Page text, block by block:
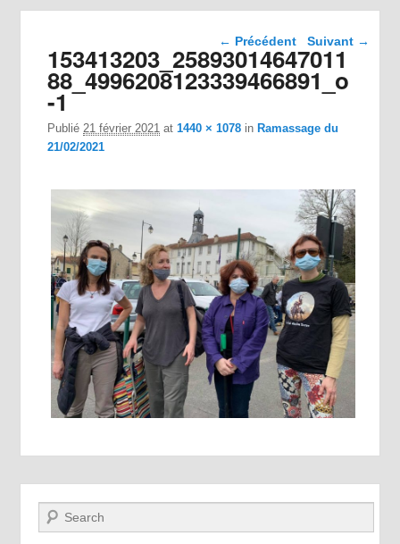
Navigation dans les
images
← Précédent Suivant →
153413203_25893014647011
88_4996208123339466891_o
-1
Publié21 février 2021 at1440 × 1078 in Ramassage du
21/02/2021
Recherche